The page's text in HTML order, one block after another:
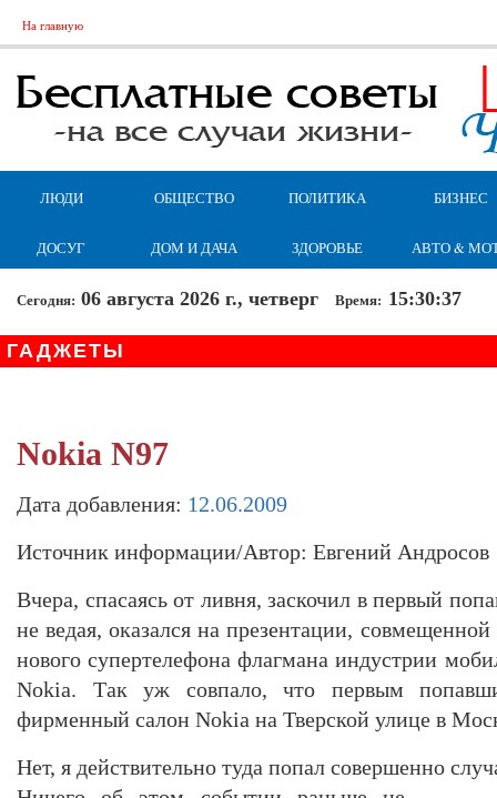
На главную
ЛЮДИ ОБЩЕСТВО ПОЛИТИКА БИЗНЕС
ДОСУГ ДОМ И ДАЧА ЗДОРОВЬЕ АВТО &
Сегодня: 06 августа 2026 г., четверг Время: 15:30:38
ГАДЖЕТЫ
Nokia N97
Дата добавления: 12.06.2009
Источник информации/Автор: Евгений Андросов
Вчера, спасаясь от ливня, заскочил в первый
не ведая, оказался на презентации,
нового супертелефона флагмана индустрии
Nokia. Так уж совпало, что первым
фирменный салон Nokia на Тверской улице в
Нет, я действительно туда попал совершенно